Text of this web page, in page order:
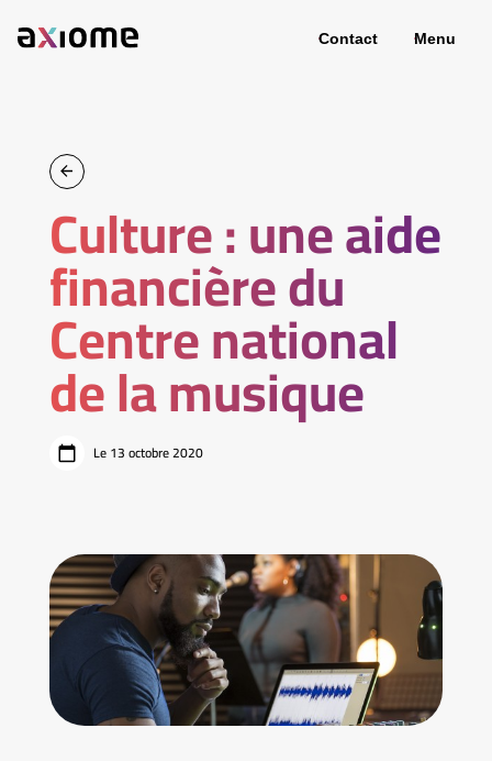
Contact Menu
Culture : une aide
financière du
Centre national
de la musique
Le 13 octobre 2020